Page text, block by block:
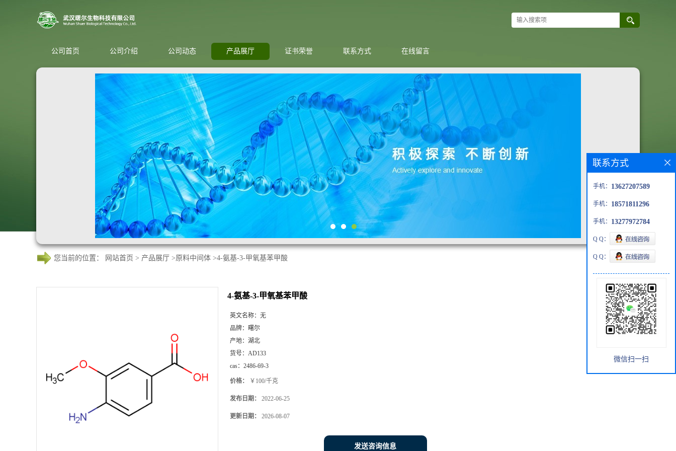
公司首页 公司介绍 公司动态 产品展厅 证书荣誉 联系方式 在线留言
您当前的位置： 网站首页 > 产品展厅 >原料中间体 >4-氨基-3-甲氧基苯甲酸
4-氨基-3-甲氧基苯甲酸
英文名称： 无
品牌： 曙尔
产地： 湖北
货号： AD133
cas： 2486-69-3
价格： ￥100/千克
发布日期： 2022-06-25
更新日期： 2026-08-07
发送咨询信息
联系方式
手机： 13627207589
手机： 18571811296
手机： 13277972784
Q Q：
Q Q：
微信扫一扫